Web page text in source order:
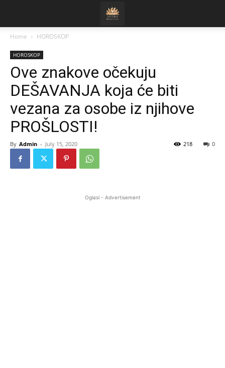
Home HOROSKOP
HOROSKOP
Ove znakove očekuju
DEŠAVANJA koja će biti
vezana za osobe iz njihove
PROŠLOSTI!
By Admin - July 15, 2020 0
218
Oglasi - Advertisement